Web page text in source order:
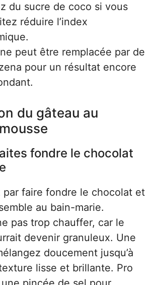
du sucre de coco si vous
réduire l’index
peut être remplacée par de
pour un résultat encore
du gâteau au
fondre le chocolat
par faire fondre le chocolat et
au bain-marie.
pas trop chauffer, car le
devenir granuleux. Une
doucement jusqu’à
lisse et brillante. Pro